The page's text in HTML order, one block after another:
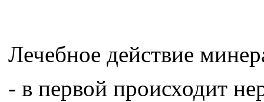
Лечебное действие
- в первой происходит